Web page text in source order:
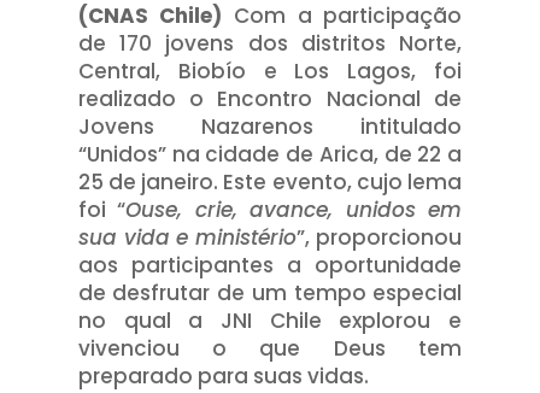
(CNAS Chile) Com a participação
de 170 jovens dos distritos Norte,
Central, Biobío e Los Lagos, foi
realizado o Encontro Nacional de
Jovens Nazarenos intitulado
“Unidos” na cidade de Arica, de 22 a
25 de janeiro. Este evento, cujo lema
foi “Ouse, crie, avance, unidos em
sua vida e ministério”, proporcionou
aos participantes a oportunidade
de desfrutar de um tempo especial
no qual a JNI Chile explorou e
vivenciou o que Deus tem
preparado para suas vidas.